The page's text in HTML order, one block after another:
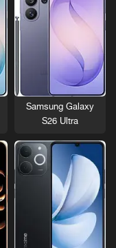
Samsung Galaxy
S26 Ultra